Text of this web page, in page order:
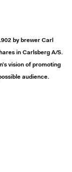
by brewer Carl
in Carlsberg A/S.
vision of promoting
audience.